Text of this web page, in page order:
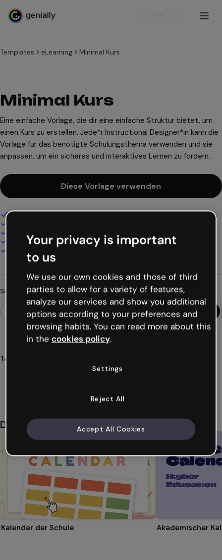
Registrieren
Templates eLearning Minimal Kurs
Minimal Kurs
Eine einfache Vorlage, die dir eine einfache Struktur bietet, um
einen Kurs zu erstellen. Jede*r Instructional Designer*in kann die
Vorlage für das benötigte Schulungsthema verwenden und sie
anpassen, um ein sicheres und interaktives Lernen zu fördern.
Diese Vorlage verwenden
Interaktives und animiertes Design
Online präsentieren, teilen oder veröffentlichen
Als PDF, MP4 und andere Formate herunterladen
Suchst du etwas anderes?
Tags
lehrmaterialien
Das könnte dir auch gefallen
Kalender der Schule
Your privacy is important
to us
We use our own cookies and those of third
parties to allow for a variety of features,
analyze our services and show you additional
options according to your preferences and
browsing habits. You can read more about this
in the cookies policy.
Settings
Reject All
Accept All Cookies